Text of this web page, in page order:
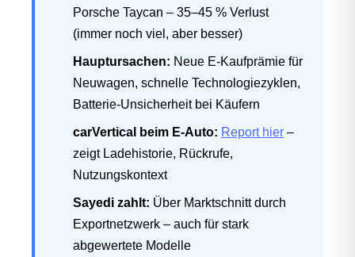
Porsche Taycan – 35–45 % Verlust
(immer noch viel, aber besser)
Hauptursachen: Neue E-Kaufprämie für
Neuwagen, schnelle Technologiezyklen,
Batterie-Unsicherheit bei Käufern
carVertical beim E-Auto: Report hier –
zeigt Ladehistorie, Rückrufe,
Nutzungskontext
Sayedi zahlt: Über Marktschnitt durch
Exportnetzwerk – auch für stark
abgewertete Modelle